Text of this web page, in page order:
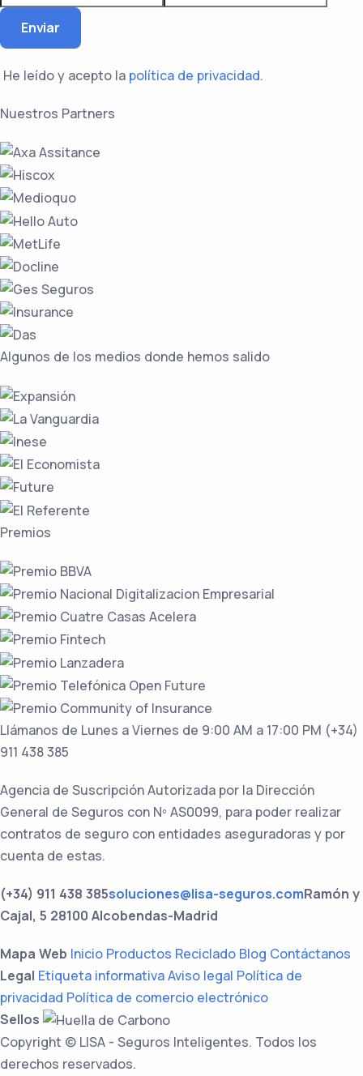
Enviar
He leído y acepto la política de privacidad.
Nuestros Partners
Algunos de los medios donde hemos salido
Premios
Llámanos de Lunes a Viernes de 9:00 AM a 17:00 PM (+34)
911 438 385
Agencia de Suscripción Autorizada por la Dirección
General de Seguros con Nº AS0099, para poder realizar
contratos de seguro con entidades aseguradoras y por
cuenta de estas.
(+34) 911 438 385soluciones@lisa-seguros.comRamón y
Cajal, 5 28100 Alcobendas-Madrid
Mapa Web Inicio Productos Reciclado Blog Contáctanos
Legal Etiqueta informativaAviso legal Política de
privacidad Política de comercio electrónico
Sellos
Copyright © LISA - Seguros Inteligentes. Todos los
derechos reservados.